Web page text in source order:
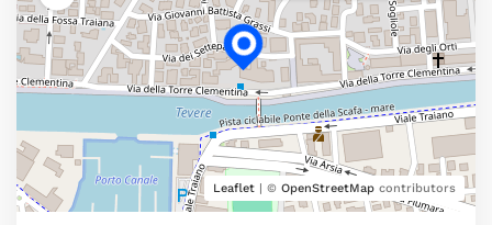
Leaflet | © OpenStreetMap contributors